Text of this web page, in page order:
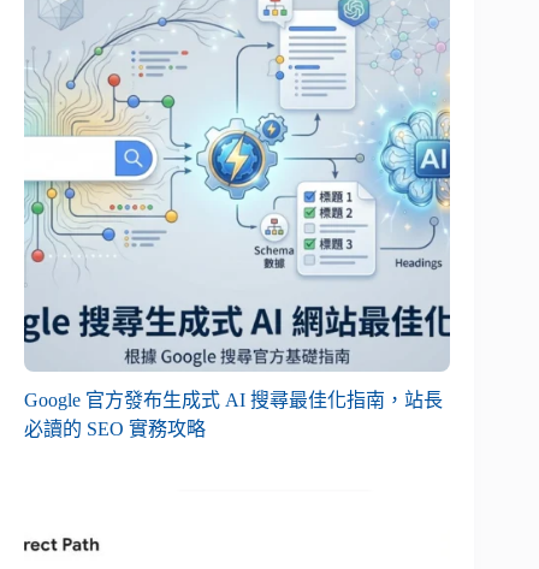
Google 官方發布生成式 AI 搜尋最佳化指南，站長
必讀的 SEO 實務攻略